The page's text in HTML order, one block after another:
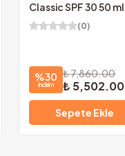
Classic SPF 30 50 ml
(0)
%30
İndirim
₺ 7,860.00
₺ 5,502.00
Sepete Ekle